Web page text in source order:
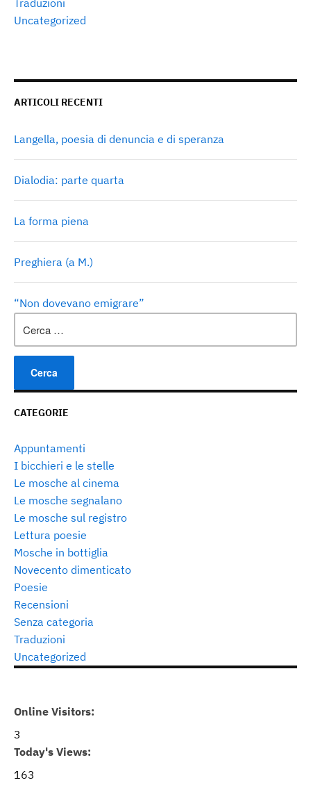
Traduzioni
Uncategorized
ARTICOLI RECENTI
Langella, poesia di denuncia e di speranza
Dialodia: parte quarta
La forma piena
Preghiera (a M.)
“Non dovevano emigrare”
per:
CATEGORIE
Appuntamenti
I bicchieri e le stelle
Le mosche al cinema
Le mosche segnalano
Le mosche sul registro
Lettura poesie
Mosche in bottiglia
Novecento dimenticato
Poesie
Recensioni
Senza categoria
Traduzioni
Uncategorized
Online Visitors:
3
Today's Views:
163